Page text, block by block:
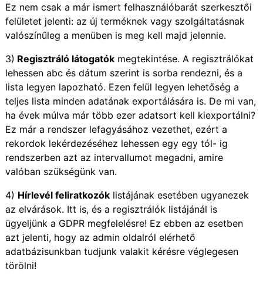
Ez nem csak a már ismert felhasználóbarát szerkesztői
felületet jelenti: az új terméknek vagy szolgáltatásnak
valószínűleg a menüben is meg kell majd jelennie.
3) Regisztráló látogatókmegtekintése. A regisztrálókat
lehessen abc és dátum szerint is sorba rendezni, és a
lista legyen lapozható. Ezen felül legyen lehetőség a
teljes lista minden adatának exportálására is. De mi van,
ha évek múlva már több ezer adatsort kell kiexportálni?
Ez már a rendszer lefagyásához vezethet, ezért a
rekordok lekérdezéséhez lehessen egy egy tól- ig
rendszerben azt az intervallumot megadni, amire
valóban szükségünk van.
4) Hírlevél feliratkozóklistájának esetében ugyanezek
az elvárások. Itt is, és a regisztrálók listájánál is
ügyeljünk a GDPR megfelelésre! Ez ebben az esetben
azt jelenti, hogy az admin oldalról elérhető
adatbázisunkban tudjunk valakit kérésre véglegesen
törölni!